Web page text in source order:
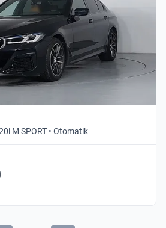
M SPORT • Otomatik